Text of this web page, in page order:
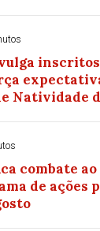
Natividade
combate ao
de ações